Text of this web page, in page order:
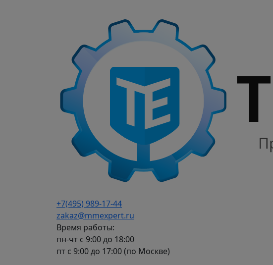
+7(495) 989-17-44
zakaz@mmexpert.ru
Время работы:
пн-чт с 9:00 до 18:00
пт с 9:00 до 17:00 (по Москве)
Каталог
Частотные преобразователи
986
Преобразователи частоты AD
Частотные преобразователи INSTART
Частотные преобразователи INNOVERT
Частотные преобразователи Х100
Преобразователи частоты INVT
Частотные преобразователи ABB
Частотные преобразователи SCHNEIDER
Частотные преобразователи ONI
Автоматизация
Аксессуары для микро ПЛК
Контроллеры компактные для частотных
Контроллеры ОЕМ